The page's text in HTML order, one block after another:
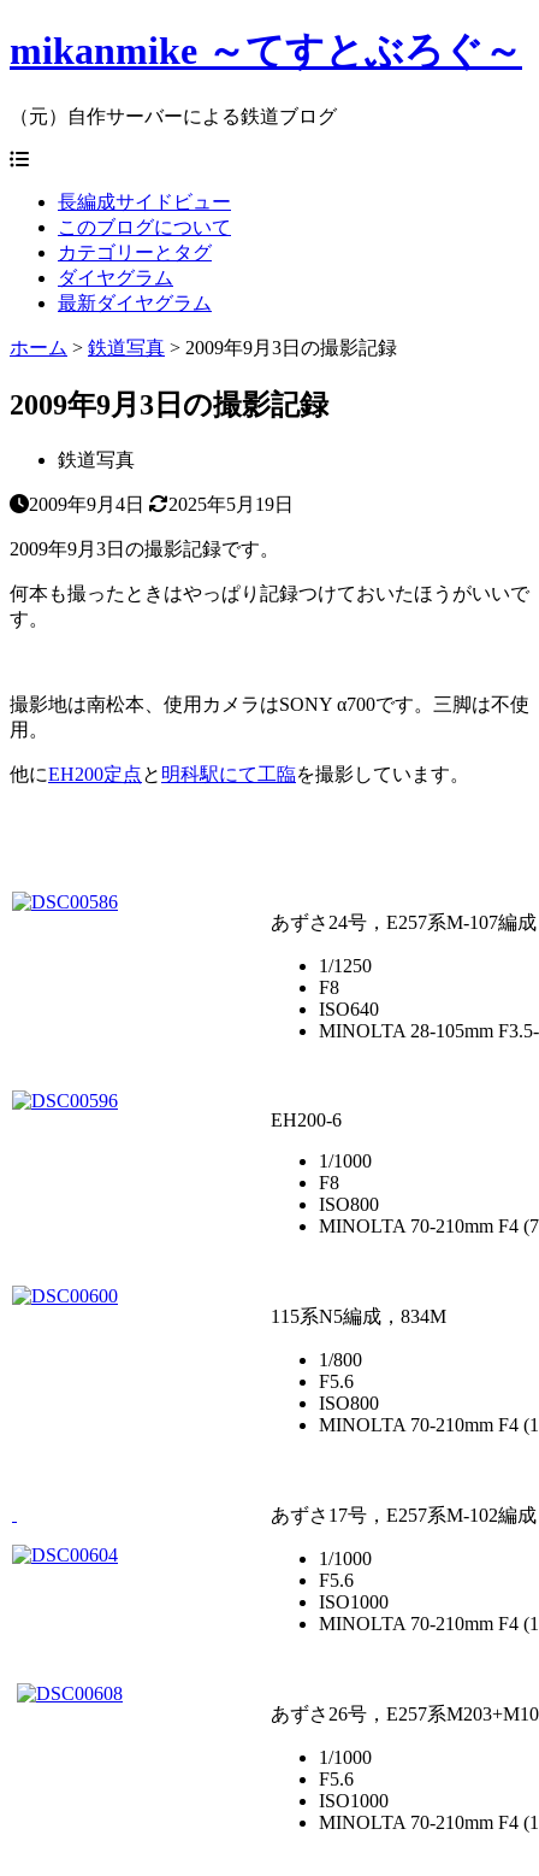
mikanmike ～てすとぶろぐ～
（元）自作サーバーによる鉄道ブログ
長編成サイドビュー
このブログについて
カテゴリーとタグ
ダイヤグラム
最新ダイヤグラム
ホーム > 鉄道写真 > 2009年9月3日の撮影記録
2009年9月3日の撮影記録
鉄道写真
2009年9月4日 2025年5月19日
2009年9月3日の撮影記録です。
何本も撮ったときはやっぱり記録つけておいたほうがいいで
す。
撮影地は南松本、使用カメラはSONY α700です。三脚は不使
用。
他にEH200定点と 明科駅にて工臨を撮影しています。
あずさ24号，E257系M-107編
1/1250
F8
ISO640
MINOLTA 28-105mm
EH200-6
1/1000
F8
ISO800
MINOLTA 70-210mm F4
115系N5編成，834M
1/800
F5.6
ISO800
MINOLTA 70-210mm F4
あずさ17号，E257系M-102編
1/1000
F5.6
ISO1000
MINOLTA 70-210mm F4
あずさ26号，E257系
1/1000
F5.6
ISO1000
MINOLTA 70-210mm F4